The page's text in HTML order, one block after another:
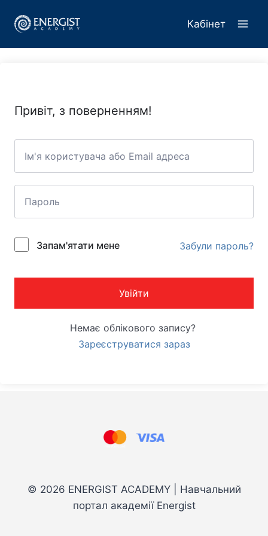
Кабінет
Привіт, з поверненням!
Запам'ятати мене Забули пароль?
Увійти
Немає облікового запису?
Зареєструватися зараз
© 2026 ENERGIST ACADEMY | Навчальний
портал академії Energist